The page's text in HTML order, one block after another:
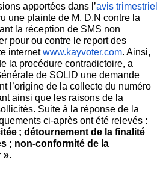
apportées dans l’avis trimestriel
une plainte de M. D.N contre la
la réception de SMS non
pour ou contre le report des
internet www.kayvoter.com. Ainsi,
la procédure contradictoire, a
de SOLID une demande
l’origine de la collecte du numéro
ainsi que les raisons de la
Suite à la réponse de la
; détournement de la finalité
; non-conformité de la
».